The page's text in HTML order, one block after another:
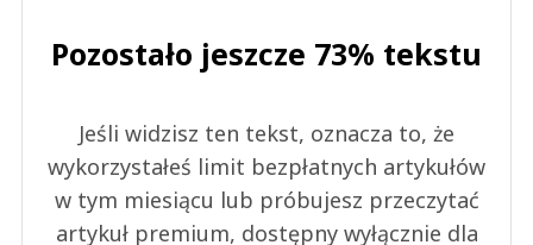
Pozostało jeszcze 73% tekstu
Jeśli widzisz ten tekst, oznacza to, że
wykorzystałeś limit bezpłatnych artykułów
w tym miesiącu lub próbujesz przeczytać
artykuł premium, dostępny wyłącznie dla